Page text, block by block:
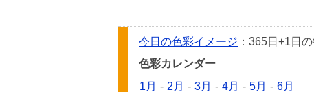
今日の色彩イメージ ：365日+1日
色彩カレンダー
1月 - 2月 - 3月 - 4月 - 5月 - 6月